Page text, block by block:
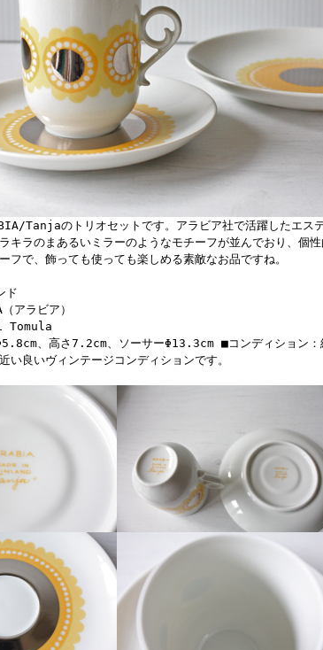
Tanjaのトリオセットです。アラビア社で活躍したエス
キラのまあるいミラーのようなモチーフが並んでおり、個
フで、飾っても使っても楽しめる素敵なお品ですね。
ド
アラビア）
Tomula
、高さ7.2cm、ソーサーΦ13.3cm ■コンディション：
い良いヴィンテージコンディションです。